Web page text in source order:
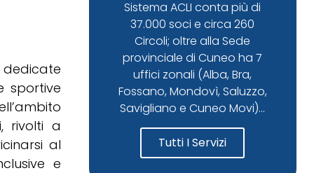
dedicate
sportive
rivolti a
al
e
Sistema ACLI conta più di
37.000 soci e circa 260
Circoli; oltre alla Sede
provinciale di Cuneo ha 7
uffici zonali (Alba, Bra,
Fossano, Mondovì, Saluzzo,
Savigliano e Cuneo Movi)...
Tutti I Servizi